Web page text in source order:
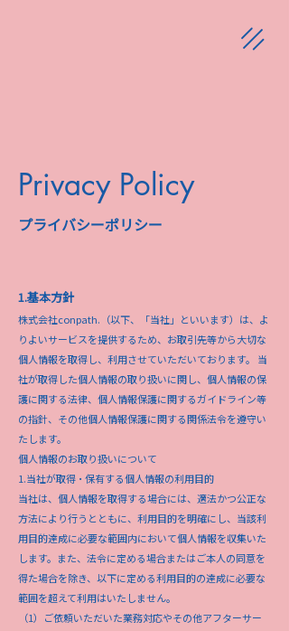
Privacy Policy
​プライバシーポリシー
1.基本方針
株式会社conpath.（以下、「当社」といいます）は、よ
りよいサービスを提供するため、お取引先等から大切な
個人情報を取得し、利用させていただいております。 当
社が取得した個人情報の取り扱いに関し、個人情報の保
護に関する法律、個人情報保護に関するガイドライン等
の指針、その他個人情報保護に関する関係法令を遵守い
たします。
個人情報のお取り扱いについて
1.当社が取得・保有する個人情報の利用目的
当社は、個人情報を取得する場合には、適法かつ公正な
方法により行うとともに、利用目的を明確にし、当該利
用目的達成に必要な範囲内において個人情報を収集いた
します。また、法令に定める場合またはご本人の同意を
得た場合を除き、以下に定める利用目的の達成に必要な
範囲を超えて利用はいたしません。
（1）ご依頼いただいた業務対応やその他アフターサー